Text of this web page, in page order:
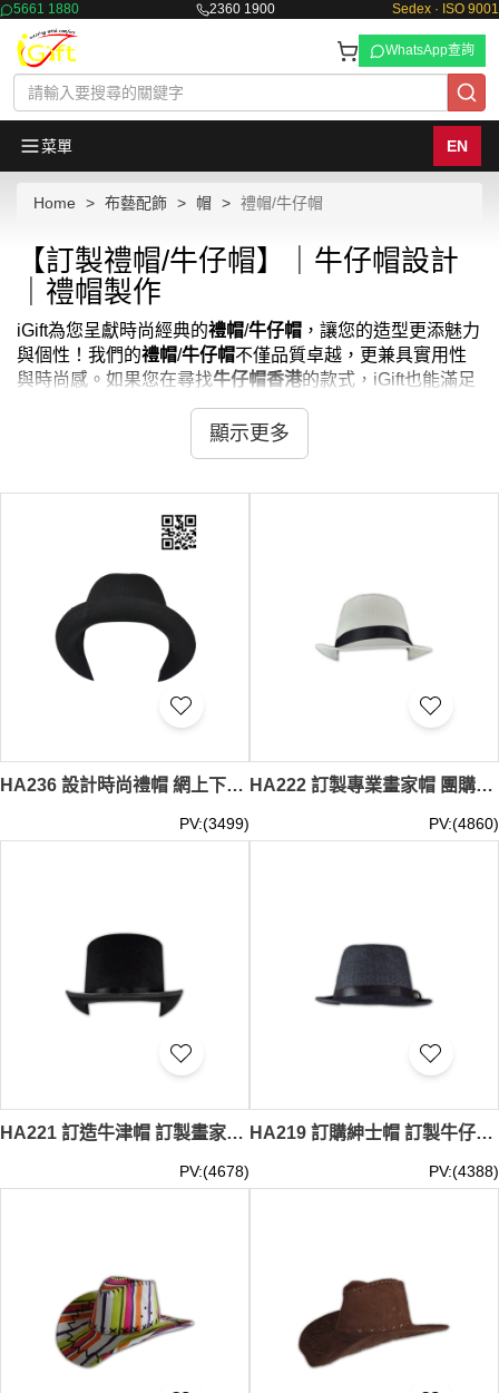
5661 1880 2360 1900 Sedex · ISO 9001
WhatsApp查詢
菜單 EN
Home 布藝配飾 帽 禮帽/牛仔帽
【訂製禮帽/牛仔帽】｜牛仔帽設計
｜禮帽製作
iGift為您呈獻時尚經典的禮帽/牛仔帽 ，讓您的造型更添魅力
與個性！我們的禮帽/牛仔帽不僅品質卓越，更兼具實用性
與時尚感。如果您在尋找牛仔帽香港的款式，iGift也能滿足
您的需求。無論是正式場合、休閒出遊還是日常穿搭，這些
都能為您的形象增添獨特風格。每一頂
都由我們的設計團隊精心打造，確保舒適貼合、耐用美
選。我們的
牛仔帽
現個人品味的絕佳方式。從經典設計到現代風格，iGift的
牛仔帽
系列應有盡有。我們注重細節，如優質材質、可
調節尺寸，讓您的
禮帽
既舒適又實用。現在就來iGift
探索您的專屬
禮帽/牛仔帽
升個人形象！雖然我們不提供零售和即時交收服務，但我們
保證在您下單後，以最快速度為您安排發貨。禮帽/牛仔帽
最少訂購量 -MOQ: 200件起 ； 價格：HKD40 / 起, 視乎數量
而定。貨期約需7-28天
顯示更多
HA236 設計時尚禮帽 網上下單禮帽 紳士帽 度身訂造禮帽 帽製造商
PV:(3499)
HA222 訂製專業畫家帽 團購太陽帽 自訂帽款式 帽專門店 帽供應商
PV:(4860)
HA221 訂造牛津帽 訂製畫家帽 紳士帽 訂購職業帽 帽批發 帽專門店
PV:(4678)
HA219 訂購紳士帽 訂製牛仔帽 紳士帽 專業訂購帽網 帽供應商
PV:(4388)